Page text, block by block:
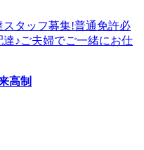
スタッフ募集!普通免許必
♪ご夫婦でご一緒にお仕
高制